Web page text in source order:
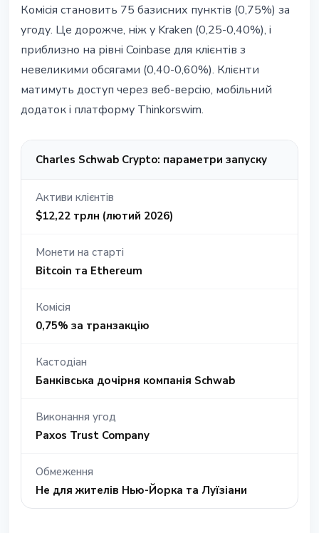
Комісія становить 75 базисних пунктів (0,75%) за
угоду. Це дорожче, ніж у Kraken (0,25-0,40%), і
приблизно на рівні Coinbase для клієнтів з
невеликими обсягами (0,40-0,60%). Клієнти
матимуть доступ через веб-версію, мобільний
додаток і платформу Thinkorswim.
Charles Schwab Crypto: параметри запуску
Активи клієнтів
$12,22 трлн (лютий 2026)
Монети на старті
Bitcoin та Ethereum
Комісія
0,75% за транзакцію
Кастодіан
Банківська дочірня компанія Schwab
Виконання угод
Paxos Trust Company
Обмеження
Не для жителів Нью-Йорка та Луїзіани